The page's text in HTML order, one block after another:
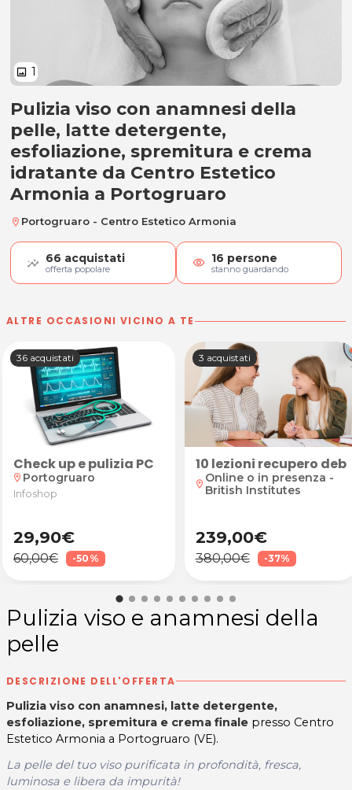
image 1
Pulizia viso e anamnesi della
Pulizia viso con anamnesi della
pelle, latte detergente,
esfoliazione, spremitura e crema
idratante da Centro Estetico
Armonia a Portogruaro
location_on Portogruaro - Centro Estetico Armonia
66 acquistati
offerta popolare visibility 16 persone
stanno guardando
ALTRE OCCASIONI VICINO A TE
min. a scelta tra californiano,
36 acquistati
Check up e pulizia PC
location_on Portogruaro
Infoshop
29,90€
60,00€ -50%
3 acquistati
10 lezioni recupero
location_on Online o in presenza -
British Institutes
239,00€
380,00€ -37%
Pulizia viso e anamnesi della
pelle
DESCRIZIONE DELL'OFFERTA
Pulizia viso con anamnesi, latte detergente,
esfoliazione, spremitura e crema finale presso Centro
Estetico Armonia a Portogruaro (VE).
La pelle del tuo viso purificata in profondità, fresca,
luminosa e libera da impurità!